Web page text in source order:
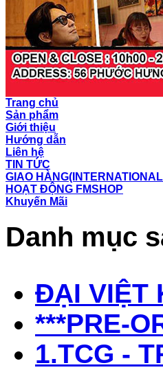
Trang chủ
Sản phẩm
Giới thiệu
Hướng dẫn
Liên hệ
TIN TỨC
GIAO
HOẠT ĐỘNG FMSHOP
Khuyến Mãi
Danh mục
ĐẠI VIỆT
***PRE-
1.TCG -